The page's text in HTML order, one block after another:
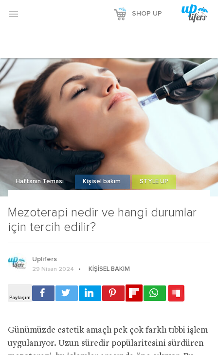
 SHOP UP
Mezoterapi nedir ve hangi durumlar
için tercih edilir?
Haftanın Teması Kişisel bakım STYLE UP
Uplifers
29 Nisan 2024 KIŞISEL BAKIM
Günümüzde estetik amaçlı pek çok farklı tıbbi işlem
uygulanıyor. Uzun süredir popülaritesini sürdüren